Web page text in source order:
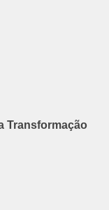
Transformação